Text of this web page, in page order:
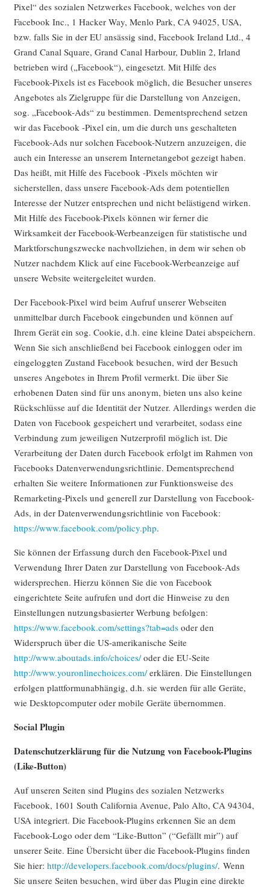
Pixel“ des sozialen Netzwerkes Facebook, welches von der
Facebook Inc., 1 Hacker Way, Menlo Park, CA 94025, USA,
bzw. falls Sie in der EU ansässig sind, Facebook Ireland Ltd., 4
Grand Canal Square, Grand Canal Harbour, Dublin 2, Irland
betrieben wird („Facebook“), eingesetzt. Mit Hilfe des
Facebook-Pixels ist es Facebook möglich, die Besucher unseres
Angebotes als Zielgruppe für die Darstellung von Anzeigen,
sog. „Facebook-Ads“ zu bestimmen. Dementsprechend setzen
wir das Facebook -Pixel ein, um die durch uns geschalteten
Facebook-Ads nur solchen Facebook-Nutzern anzuzeigen, die
auch ein Interesse an unserem Internetangebot gezeigt haben.
Das heißt, mit Hilfe des Facebook -Pixels möchten wir
sicherstellen, dass unsere Facebook-Ads dem potentiellen
Interesse der Nutzer entsprechen und nicht belästigend wirken.
Mit Hilfe des Facebook-Pixels können wir ferner die
Wirksamkeit der Facebook-Werbeanzeigen für statistische und
Marktforschungszwecke nachvollziehen, in dem wir sehen ob
Nutzer nachdem Klick auf eine Facebook-Werbeanzeige auf
unsere Website weitergeleitet wurden.
Der Facebook-Pixel wird beim Aufruf unserer Webseiten
unmittelbar durch Facebook eingebunden und können auf
Ihrem Gerät ein sog. Cookie, d.h. eine kleine Datei abspeichern.
Wenn Sie sich anschließend bei Facebook einloggen oder im
eingeloggten Zustand Facebook besuchen, wird der Besuch
unseres Angebotes in Ihrem Profil vermerkt. Die über Sie
erhobenen Daten sind für uns anonym, bieten uns also keine
Rückschlüsse auf die Identität der Nutzer. Allerdings werden die
Daten von Facebook gespeichert und verarbeitet, sodass eine
Verbindung zum jeweiligen Nutzerprofil möglich ist. Die
Verarbeitung der Daten durch Facebook erfolgt im Rahmen von
Facebooks Datenverwendungsrichtlinie. Dementsprechend
erhalten Sie weitere Informationen zur Funktionsweise des
Remarketing-Pixels und generell zur Darstellung von Facebook-
Ads, in der Datenverwendungsrichtlinie von Facebook:
https://www.facebook.com/policy.php.
Sie können der Erfassung durch den Facebook-Pixel und
Verwendung Ihrer Daten zur Darstellung von Facebook-Ads
widersprechen. Hierzu können Sie die von Facebook
eingerichtete Seite aufrufen und dort die Hinweise zu den
Einstellungen nutzungsbasierter Werbung befolgen:
https://www.facebook.com/settings?tab=adsoder den
Widerspruch über die US-amerikanische Seite
http://www.aboutads.info/choices/oder die EU-Seite
http://www.youronlinechoices.com/erklären. Die Einstellungen
erfolgen plattformunabhängig, d.h. sie werden für alle Geräte,
wie Desktopcomputer oder mobile Geräte übernommen.
Social Plugin
Datenschutzerklärung für die Nutzung von Facebook-Plugins
(Like-Button)
Auf unseren Seiten sind Plugins des sozialen Netzwerks
Facebook, 1601 South California Avenue, Palo Alto, CA 94304,
USA integriert. Die Facebook-Plugins erkennen Sie an dem
Facebook-Logo oder dem “Like-Button” (“Gefällt mir”) auf
unserer Seite. Eine Übersicht über die Facebook-Plugins finden
Sie hier: http://developers.facebook.com/docs/plugins/. Wenn
Sie unsere Seiten besuchen, wird über das Plugin eine direkte